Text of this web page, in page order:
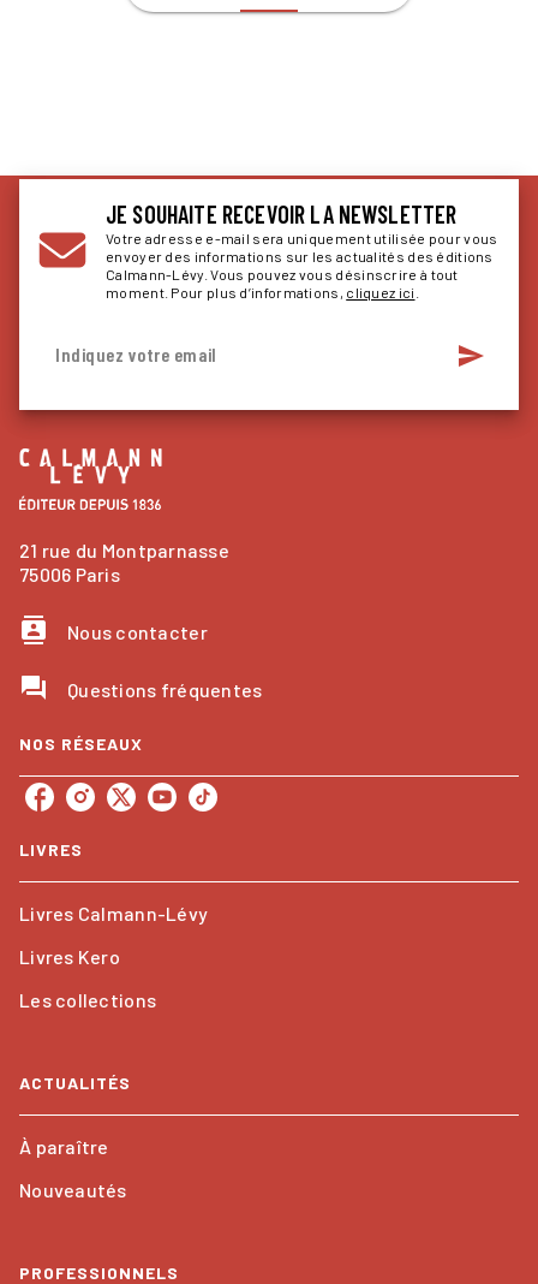
JE SOUHAITE RECEVOIR LA NEWSLETTER
Votre adresse e-mail sera uniquement utilisée pour vous
envoyer des informations sur les actualités des éditions
Calmann-Lévy. Vous pouvez vous désinscrire à tout
moment. Pour plus d’informations, cliquez ici
Indiquez votre email send
21 rue du Montparnasse
75006 Paris
contacts Nous contacter
question_answer Questions fréquentes
NOS RÉSEAUX
LIVRES
Livres Calmann-Lévy
Livres Kero
Les collections
ACTUALITÉS
À paraître
Nouveautés
PROFESSIONNELS